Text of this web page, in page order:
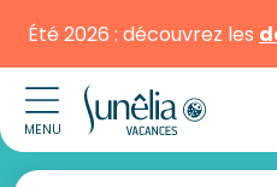
Été 2026 : découvrez les
MENU